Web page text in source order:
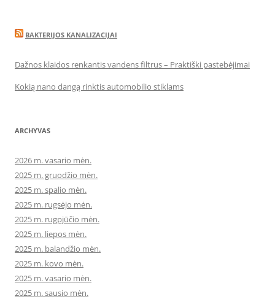
BAKTERIJOS KANALIZACIJAI
Dažnos klaidos renkantis vandens filtrus – Praktiški pastebėjimai
Kokią nano dangą rinktis automobilio stiklams
ARCHYVAS
2026 m. vasario mėn.
2025 m. gruodžio mėn.
2025 m. spalio mėn.
2025 m. rugsėjo mėn.
2025 m. rugpjūčio mėn.
2025 m. liepos mėn.
2025 m. balandžio mėn.
2025 m. kovo mėn.
2025 m. vasario mėn.
2025 m. sausio mėn.